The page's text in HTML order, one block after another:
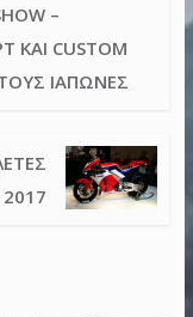
–
ΚΑΙ CUSTOM
ΙΆΠΩΝΕΣ